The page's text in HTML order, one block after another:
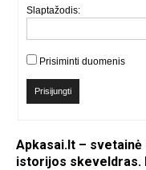
Slaptažodis:
Prisiminti duomenis
Prisijungti
Apkasai.lt –
istorijos skeveldras.